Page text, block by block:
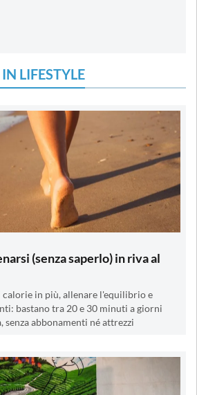
LIFESTYLE
(senza saperlo) in riva al
calorie in più, allenare l'equilibrio e
bastano tra 20 e 30 minuti a giorni
senza abbonamenti né attrezzi